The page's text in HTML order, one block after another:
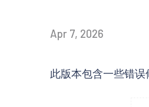
Apr 7, 2026
此版本包含一些错误